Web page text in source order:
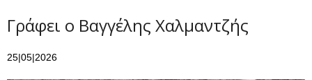
Γράφει ο Βαγγέλης Χαλμαντζής
25|05|2026